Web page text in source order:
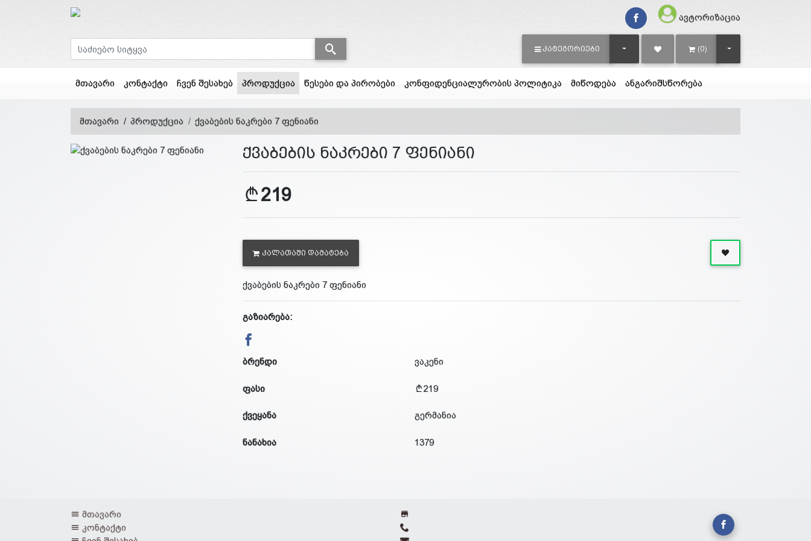
ავტორიზაცია
ᲙᲐᲢᲔᲒᲝᲠᲘᲔᲑᲘ TOGGLE DROPDOWN(0) TOGGLE DROPDOWN
მთავარი კონტაქტი ჩვენ შესახებ პროდუქცია(current)
წესები და პირობები კონფიდენციალურობის პოლიტიკა მიწოდება ანგარიშსწორება
მთავარი პროდუქცია ქვაბების ნაკრები 7 ფენიანი
ქვაბების ნაკრები 7 ფენიანი
219
ᲙᲐᲚᲐᲗᲐᲨᲘ ᲓᲐᲛᲐᲢᲔᲑᲐ
ქვაბების ნაკრები 7 ფენიანი
გაზიარება:
ბრენდი ვაკენი
ფასი 219
ქვეყანა გერმანია
ნანახია 1379
მთავარი
კონტაქტი